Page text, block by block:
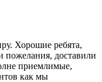
Хорошие ребята,
пожелания, доставили
приемлимые,
как мы